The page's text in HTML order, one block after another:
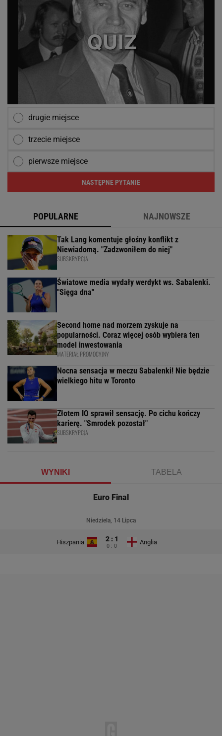
drugie miejsce
trzecie miejsce
pierwsze miejsce
NASTĘPNE PYTANIE
POPULARNE NAJNOWSZE
Tak Lang komentuje głośny konflikt z
Niewiadomą. "Zadzwoniłem do niej"
SUBSKRYPCJA
Światowe media wydały werdykt ws. Sabalenki.
"Sięga dna"
Second home nad morzem zyskuje na
popularności. Coraz więcej osób wybiera ten
model inwestowania
MATERIAŁ PROMOCYJNY
Nocna sensacja w meczu Sabalenki! Nie będzie
wielkiego hitu w Toronto
Złotem IO sprawił sensację. Po cichu kończy
karierę. "Smrodek pozostał"
SUBSKRYPCJA
WYNIKI TABELA
Euro Final
Niedziela, 14 Lipca
Hiszpania 2 : 1
0 : 0
Anglia